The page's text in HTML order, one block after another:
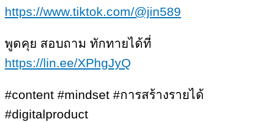
https://www.tiktok.com/@jin589
พูดคุย สอบถาม ทักทายได้ที่
https://lin.ee/XPhgJyQ
#content #mindset #การสร้างรายได้
#digitalproduct